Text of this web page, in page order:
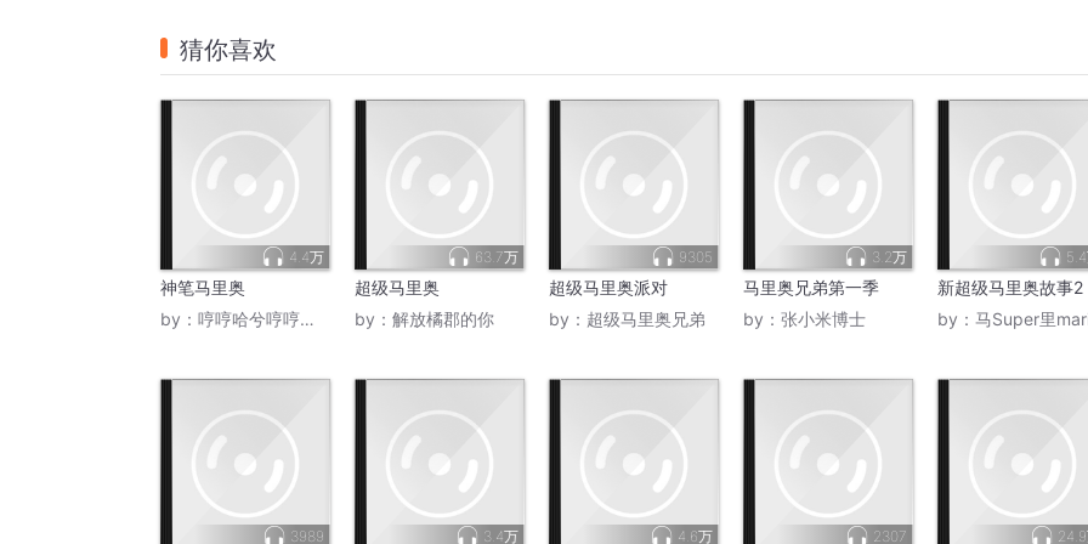
猜你喜欢
4.4万
神笔马里奥
by： 哼哼哈兮哼哼哈兮
63.7万
超级马里奥
by： 解放橘郡的你
9305
超级马里奥派对
by： 超级马里奥兄弟
3.2万
马里奥兄弟第一季
by： 张小米博士
新超级马里奥故事2
by： 马Super里mario
3989 3.4万 4.6万 2307